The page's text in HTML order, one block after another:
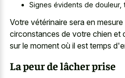
Signes évidents de douleur,
Votre vétérinaire sera en
circonstances de votre chien et
sur le moment où il est temps
La peur de lâcher prise